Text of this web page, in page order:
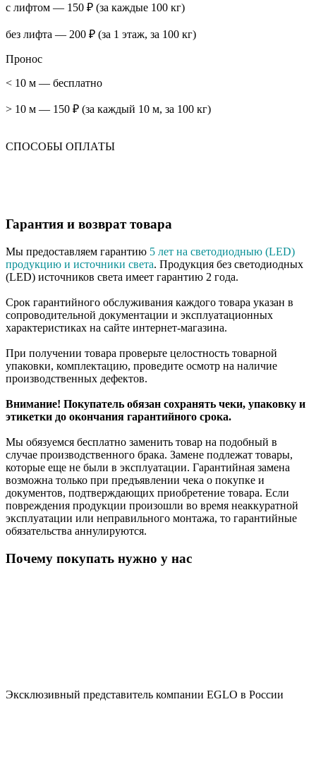
с лифтом — 150 ₽ (за каждые 100 кг)
без лифта — 200 ₽ (за 1 этаж, за 100 кг)
Пронос
< 10 м — бесплатно
> 10 м — 150 ₽ (за каждый 10 м, за 100 кг)
СПОСОБЫ ОПЛАТЫ
Гарантия и возврат товара
Мы предоставляем гарантию 5 лет на светодиодныю (LED)
продукцию и источники света. Продукция без светодиодных
(LED) источников света имеет гарантию 2 года.
Срок гарантийного обслуживания каждого товара указан в
сопроводительной документации и эксплуатационных
характеристиках на сайте интернет-магазина.
При получении товара проверьте целостность товарной
упаковки, комплектацию, проведите осмотр на наличие
производственных дефектов.
Внимание! Покупатель обязан сохранять чеки, упаковку и
этикетки до окончания гарантийного срока.
Мы обязуемся бесплатно заменить товар на подобный в
случае производственного брака. Замене подлежат товары,
которые еще не были в эксплуатации. Гарантийная замена
возможна только при предъявлении чека о покупке и
документов, подтверждающих приобретение товара. Если
повреждения продукции произошли во время неаккуратной
эксплуатации или неправильного монтажа, то гарантийные
обязательства аннулируются.
Почему покупать нужно у нас
Эксклюзивный представитель компании EGLO в России